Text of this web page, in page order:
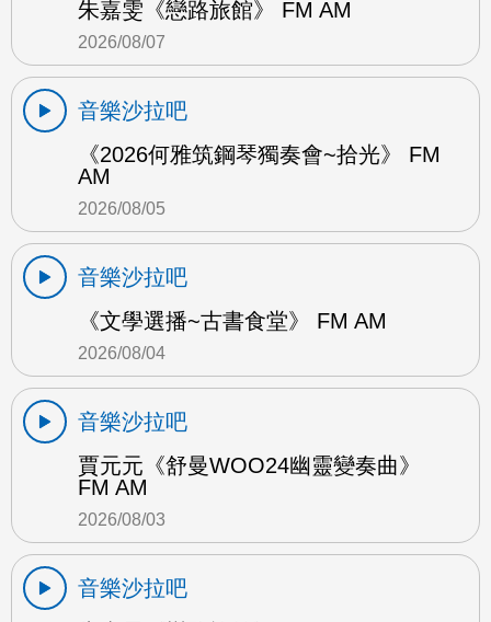
朱嘉雯《戀路旅館》 FM AM
2026/08/07
音樂沙拉吧
《2026何雅筑鋼琴獨奏會~拾光》 FM
AM
2026/08/05
音樂沙拉吧
《文學選播~古書食堂》 FM AM
2026/08/04
音樂沙拉吧
賈元元《舒曼WOO24幽靈變奏曲》
FM AM
2026/08/03
音樂沙拉吧